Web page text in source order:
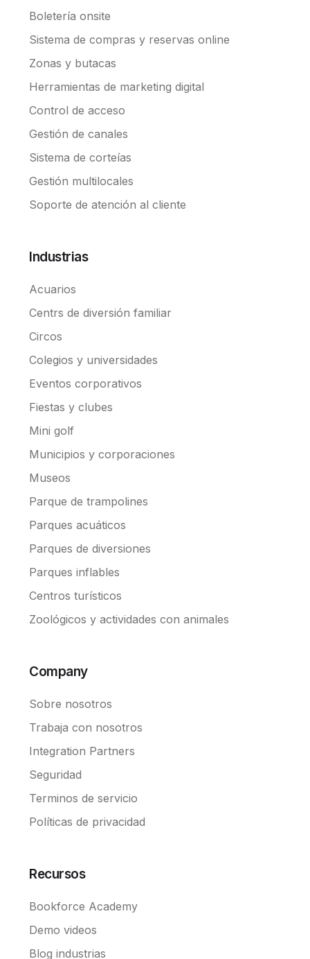
Boletería onsite
Sistema de compras y reservas online
Zonas y butacas
Herramientas de marketing digital
Control de acceso
Gestión de canales
Sistema de corteías
Gestión multilocales
Soporte de atención al cliente
Industrias
Acuarios
Centrs de diversión familiar
Circos
Colegios y universidades
Eventos corporativos
Fiestas y clubes
Mini golf
Municipios y corporaciones
Museos
Parque de trampolines
Parques acuáticos
Parques de diversiones
Parques inflables
Centros turísticos
Zoológicos y actividades con animales
Company
Sobre nosotros
Trabaja con nosotros
Integration Partners
Seguridad
Terminos de servicio
Políticas de privacidad
Recursos
Bookforce Academy
Demo videos
Blog industrias